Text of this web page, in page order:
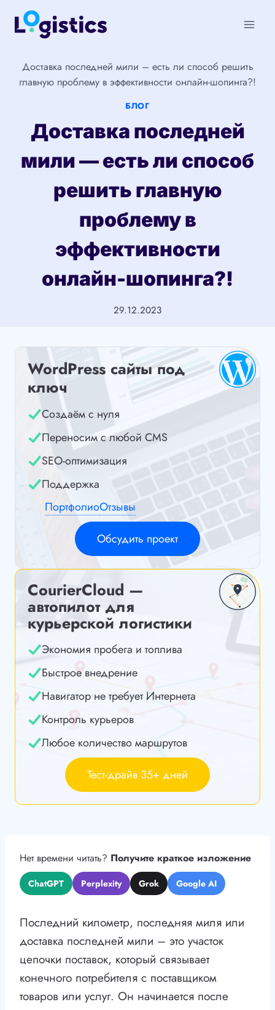
Перейти
Доставка последней мили – есть ли способ решить
главную проблему в эффективности онлайн-шопинга?!
БЛОГ
Доставка последней
мили — есть ли способ
решить главную
проблему в
эффективности
онлайн-шопинга?!
29.12.2023
WordPress сайты под
ключ
Создаём с нуля
Переносим с любой CMS
SEO-оптимизация
Поддержка
ПортфолиоОтзывы
Обсудить проект
CourierCloud —
автопилот для
курьерской логистики
Экономия пробега и топлива
Быстрое внедрение
Навигатор не требует Интернета
Контроль курьеров
Любое количество маршрутов
Тест-драйв 35+ дней
Нет времени читать? Получите краткое изложение
ChatGPT Perplexity Grok Google AI
Последний километр, последняя миля или
доставка последней мили – это участок
цепочки поставок, который связывает
конечного потребителя с поставщиком
товаров или услуг. Он начинается после